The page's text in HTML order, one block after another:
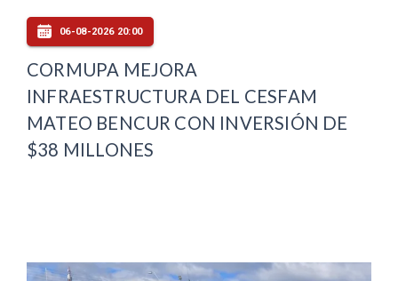
06-08-2026 20:00
CORMUPA MEJORA
INFRAESTRUCTURA DEL CESFAM
MATEO BENCUR CON INVERSIÓN DE
$38 MILLONES